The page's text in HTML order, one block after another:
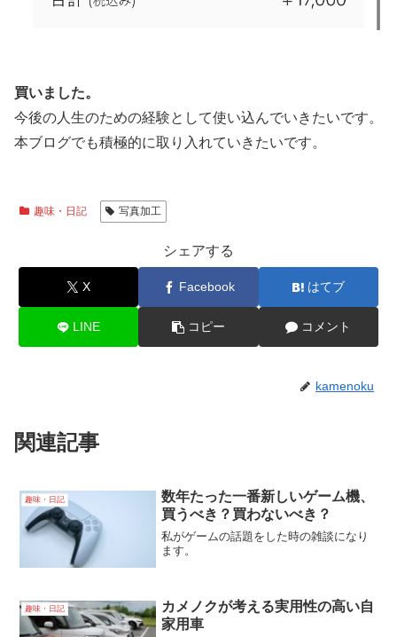
買いました。
今後の人生のための経験として使い込んでいきたいです。
本ブログでも積極的に取り入れていきたいです。
趣味・日記 写真加工
シェアする
X Facebook はてブ
LINE コピー コメント
kamenoku
関連記事
趣味・日記
数年たった一番新しいゲーム機、
買うべき？買わないべき？
私がゲームの話題をした時の雑談になり
ます。
趣味・日記
カメノクが考える実用性の高い自
家用車